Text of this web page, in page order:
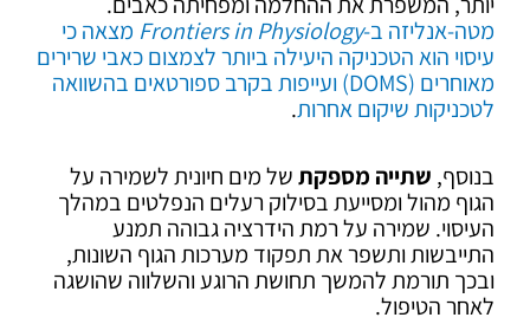
מטה-אנליזה ב-Frontiers in Physiology מצאה כי
עיסוי הוא הטכניקה היעילה ביותר לצמצום כאבי שרירים
מאוחרים (DOMS) ועייפות בקרב ספורטאים בהשוואה
לטכניקות שיקום אחרות.
בנוסף, שתייה מספקתשל מים חיונית לשמירה על
הגוף מהול ומסייעת בסילוק רעלים הנפלטים במהלך
העיסוי. שמירה על רמת הידרציה גבוהה תמנע
התייבשות ותשפר את תפקוד מערכות הגוף השונות,
ובכך תורמת להמשך תחושת הרוגע והשלווה שהושגה
לאחר הטיפול.